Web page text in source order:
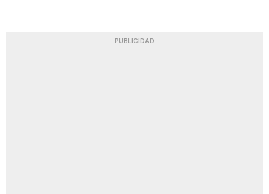
PUBLICIDAD